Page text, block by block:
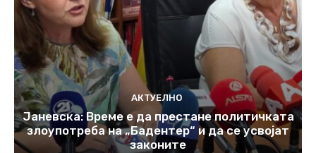
АКТУЕЛНО
Јаневска: Време е да престане политичката
злоупотреба на „Бадентер“ и да се усвојат
законите